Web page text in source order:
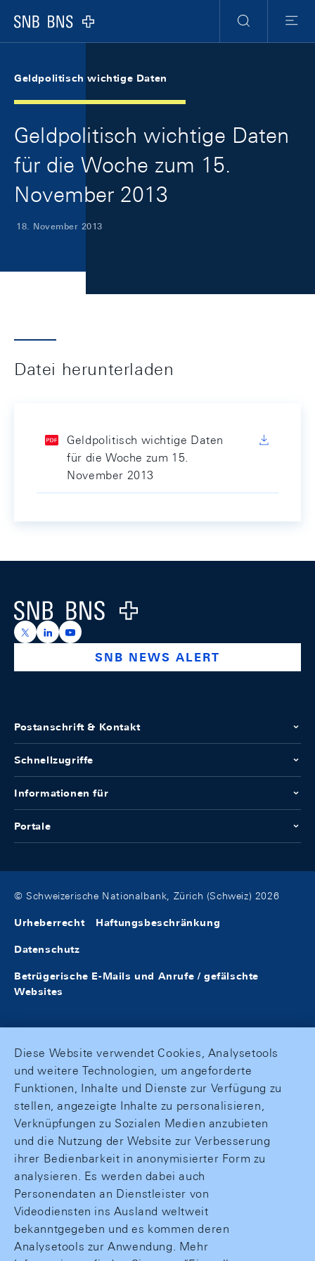
Logo
Suche
Menu
Geldpolitisch wichtige Daten
Geldpolitisch wichtige Daten
für die Woche zum 15.
November 2013
18. November 2013
Datei herunterladen
Geldpolitisch wichtige Daten
für die Woche zum 15.
November 2013
Logo
https://x.com/snb_bns
https://ch.linkedin.com/company/swiss-national-
https://www.youtube.com/@swissnationalbank
SNB NEWS ALERT
Postanschrift & Kontakt
Schnellzugriffe
Informationen für
Portale
© Schweizerische Nationalbank, Zürich (Schweiz) 2026
Urheberrecht Haftungsbeschränkung
Datenschutz
Betrügerische E-Mails und Anrufe / gefälschte
Websites
Diese Website verwendet Cookies, Analysetools
und weitere Technologien, um angeforderte
Funktionen, Inhalte und Dienste zur Verfügung zu
stellen, angezeigte Inhalte zu personalisieren,
Verknüpfungen zu Sozialen Medien anzubieten
und die Nutzung der Website zur Verbesserung
ihrer Bedienbarkeit in anonymisierter Form zu
analysieren. Es werden dabei auch
Personendaten an Dienstleister von
Videodiensten ins Ausland weltweit
bekanntgegeben und es kommen deren
Analysetools zur Anwendung. Mehr